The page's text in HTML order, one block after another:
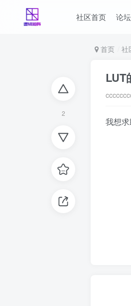
社区首页 论
2
首页 社
LUT
我想